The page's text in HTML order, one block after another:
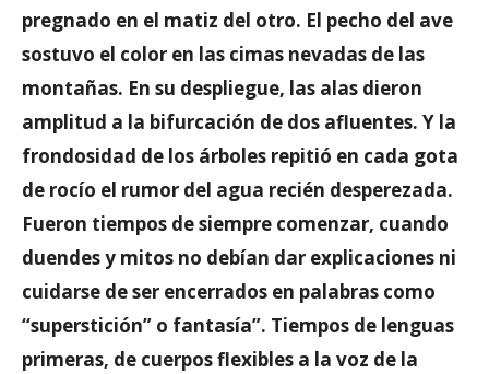
pregnado en el matiz del otro. El pecho del ave
sostuvo el color en las cimas nevadas de las
montañas. En su despliegue, las alas dieron
amplitud a la bifurcación de dos afluentes. Y la
frondosidad de los árboles repitió en cada gota
de rocío el rumor del agua recién desperezada.
Fueron tiempos de siempre comenzar, cuando
duendes y mitos no debían dar explicaciones ni
cuidarse de ser encerrados en palabras como
“superstición” o fantasía”. Tiempos de lenguas
primeras, de cuerpos flexibles a la voz de la